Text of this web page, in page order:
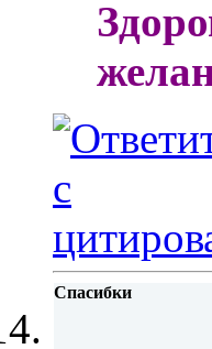
Спасибки